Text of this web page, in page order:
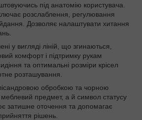
під анатомію користувача.
розслаблення, регулювання
Дозволяє налаштувати хитання
у вигляді ліній, що згинаються,
комфорт і підтримку рукам
та оптимальні розміри крісел
розташування.
обробкою та чорною
предмет, а й символ статусу
затишне оточення та допомагає
рішень.